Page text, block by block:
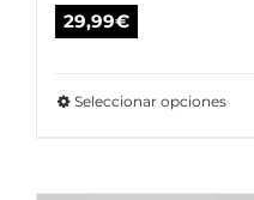
29,99€
Seleccionar opcionesEste